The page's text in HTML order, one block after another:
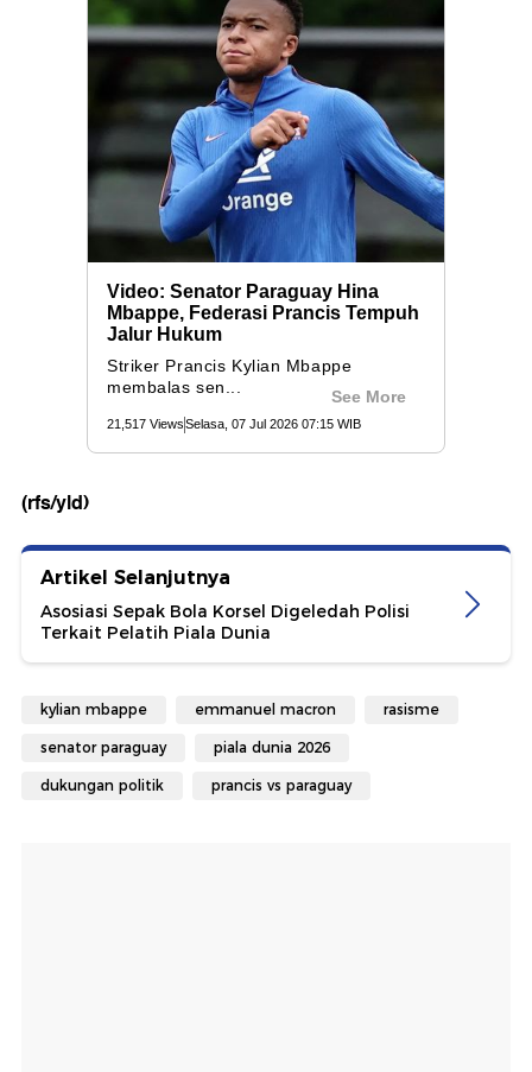
(rfs/yld)
Artikel Selanjutnya
Asosiasi Sepak Bola Korsel Digeledah Polisi
Terkait Pelatih Piala Dunia
kylian mbappe emmanuel macron rasisme
senator paraguay piala dunia 2026
dukungan politik prancis vs paraguay